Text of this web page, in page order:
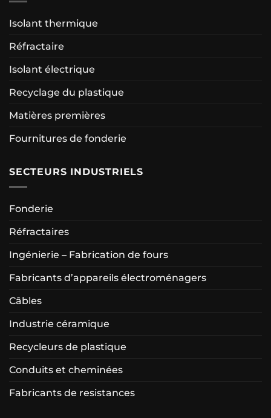
Isolant thermique
Réfractaire
Isolant électrique
Recyclage du plastique
Matières premières
Fournitures de fonderie
SECTEURS INDUSTRIELS
Fonderie
Réfractaires
Ingénierie – Fabrication de fours
Fabricants d’appareils électroménagers
Câbles
Industrie céramique
Recycleurs de plastique
Conduits et cheminées
Fabricants de resistances